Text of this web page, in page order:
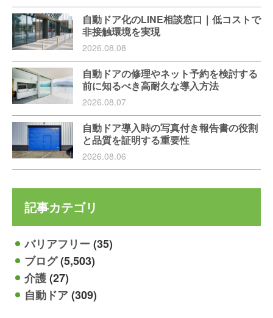
自動ドア化のLINE相談窓口｜低コストで
非接触環境を実現
2026.08.08
自動ドアの修理やネット予約を検討する
前に知るべき高耐久な導入方法
2026.08.07
自動ドア導入時の写真付き報告書の役割
と品質を証明する重要性
2026.08.06
記事カテゴリ
バリアフリー(35)
ブログ(5,503)
介護(27)
自動ドア(309)